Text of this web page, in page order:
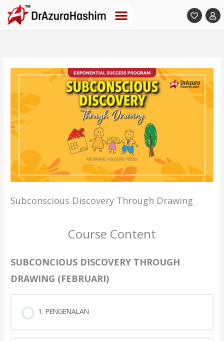
Subconscious Discovery Through Drawing
Course Content
SUBCONCIOUS DISCOVERY THROUGH
DRAWING (FEBRUARI)
1. PENGENALAN